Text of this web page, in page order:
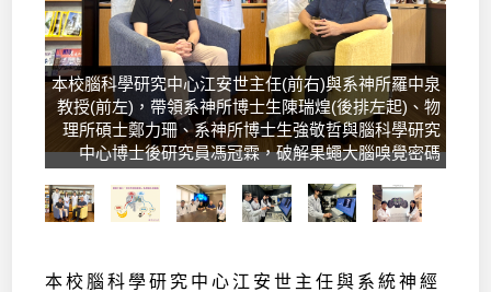
本校腦科學研究中心江安世主任(前右)與系神所羅中泉
教授(前左)，帶領系神所博士生陳瑞煌(後排左起)、物
理所碩士鄭力珊、系神所博士生強敬哲與腦科學研究
中心博士後研究員馮冠霖，破解果蠅大腦嗅覺密碼
本校腦科學研究中心江安世主任與系統神經